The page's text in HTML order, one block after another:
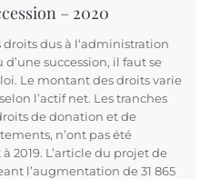
– 2020
dus à l‘administration
succession, il faut se
Le montant des droits varie
l’actif net. Les tranches
de donation et de
n’ont pas été
2019. L’article du projet de
l’augmentation de 31 865